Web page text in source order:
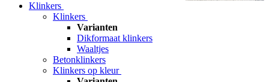
Klinkers
Klinkers
Varianten
Dikformaat klinkers
Waaltjes
Betonklinkers
Klinkers op kleur